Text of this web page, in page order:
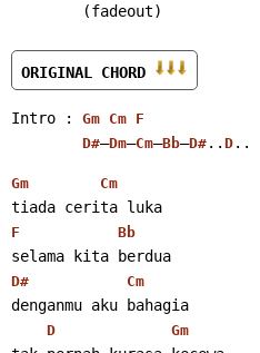
        (fadeout)
ORIGINAL CHORD
Intro : Gm Cm F
D#–Dm–Cm–Bb–D# .. D ..
Gm Cm
tiada cerita luka
F Bb
selama kita berdua
D# Cm
denganmu aku bahagia
D Gm